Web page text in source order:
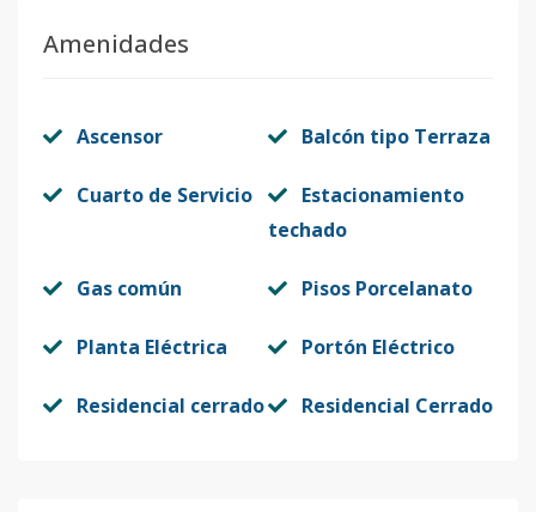
Amenidades
Ascensor Balcón tipo Terraza
Cuarto de Servicio
Estacionamiento
techado
Gas común Pisos Porcelanato
Planta Eléctrica Portón Eléctrico
Residencial cerrado Residencial Cerrado